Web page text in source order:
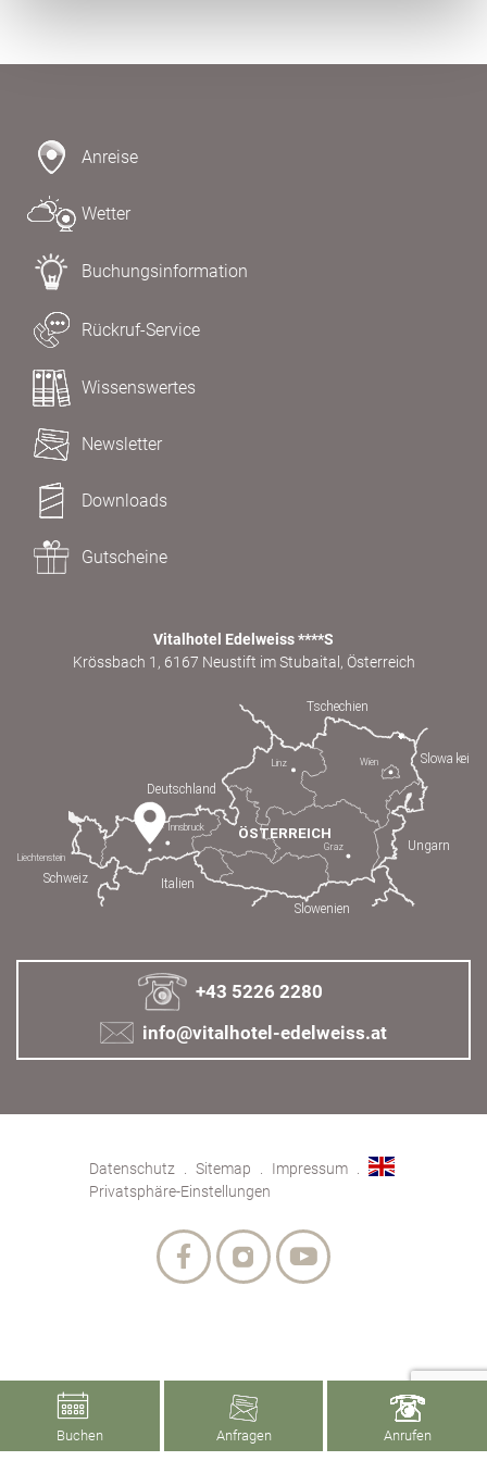
Anreise
Wetter
Buchungsinformation
Rückruf-Service
Wissenswertes
Newsletter
Downloads
Gutscheine
Vitalhotel Edelweiss ****S
Krössbach 1, 6167 Neustift im Stubaital, Österreich
+43 5226 2280
info@vitalhotel-edelweiss.at
Datenschutz Sitemap
Impressum
Privatsphäre-Einstellungen
Buchen Anfragen Anrufen